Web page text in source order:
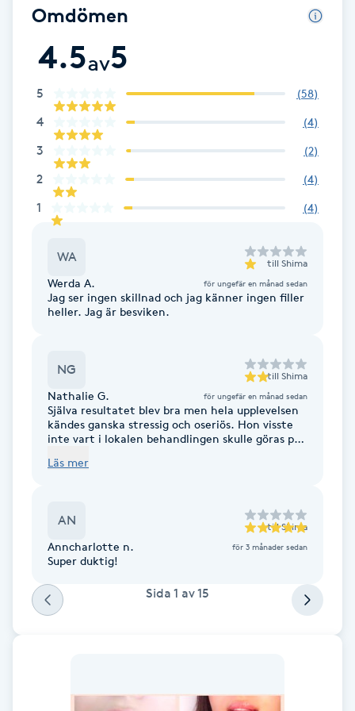
Balayage
Bambumassage
Barnklippning
Blowout
Brynfärgning
Brynplockning
Bröllopsuppsättning
Celluliter
Omdömen
4.5av5
5 (58)
4 (4)
3 (2)
2 (4)
1 (4)
WA till Shima
Werda A. för ungefär en månad sedan
Jag ser ingen skillnad och jag känner ingen filler
heller. Jag är besviken.
NG till Shima
Nathalie G. för ungefär en månad sedan
Själva resultatet blev bra men hela upplevelsen
kändes ganska stressig och oseriös. Hon visste
inte vart i lokalen behandlingen skulle göras på
göra fillers i frisörschamponeringen.
att se hur det blev utan fick själv gå till en
spegel som var på väggen och kolla. Själva
kort. Precis när vi var klar kom hennes andra
kund så jag tror att hon bokar in lite för många
kunder på korta tider.
Läs mer
AN till Shima
Anncharlotte n. för 3 månader sedan
Super duktig!
Sida 1 av15